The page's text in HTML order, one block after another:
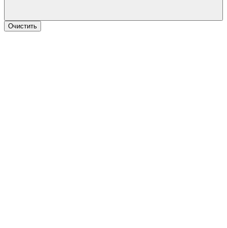
Очистить